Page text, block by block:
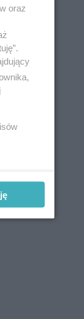
REKLAMA
oraz